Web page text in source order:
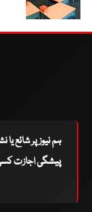
ہم نیوز پر شائع
پیشگی اجازت